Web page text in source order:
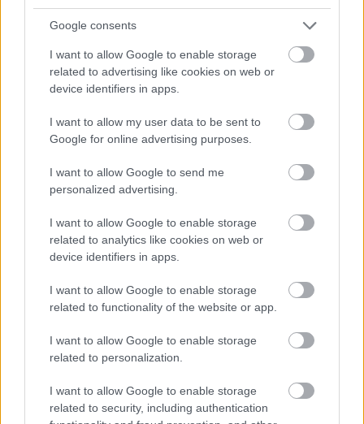
Google consents
I want to allow Google to enable storage
related to advertising like cookies on web or
device identifiers in apps.
I want to allow my user data to be sent to
Google for online advertising purposes.
I want to allow Google to send me
personalized advertising.
I want to allow Google to enable storage
related to analytics like cookies on web or
device identifiers in apps.
I want to allow Google to enable storage
related to functionality of the website or app.
I want to allow Google to enable storage
related to personalization.
I want to allow Google to enable storage
related to security, including authentication
Csillagánizs
A csillagánizsot gyakran az választja, aki kíváncsi és kreatív.
Szereted, ha egy téma mélyebb, nem állsz meg a felszínnél.
Nem mindig követed a többséget, jobban vonz az eredeti út.
Gondolkodó típus vagy, aki szívesen játszik ötletekkel és új
A cédrusfa erőt és védelmet sugall. Ha erre esett a
Biztonságot adsz másoknak, mert stabilan állsz a lábadon. A
jelenléted csendes tekintélyt hoz, és könnyű melletted
megpihenni.
tegyünk. Inkább egy finom indító beszélgetésekhez.